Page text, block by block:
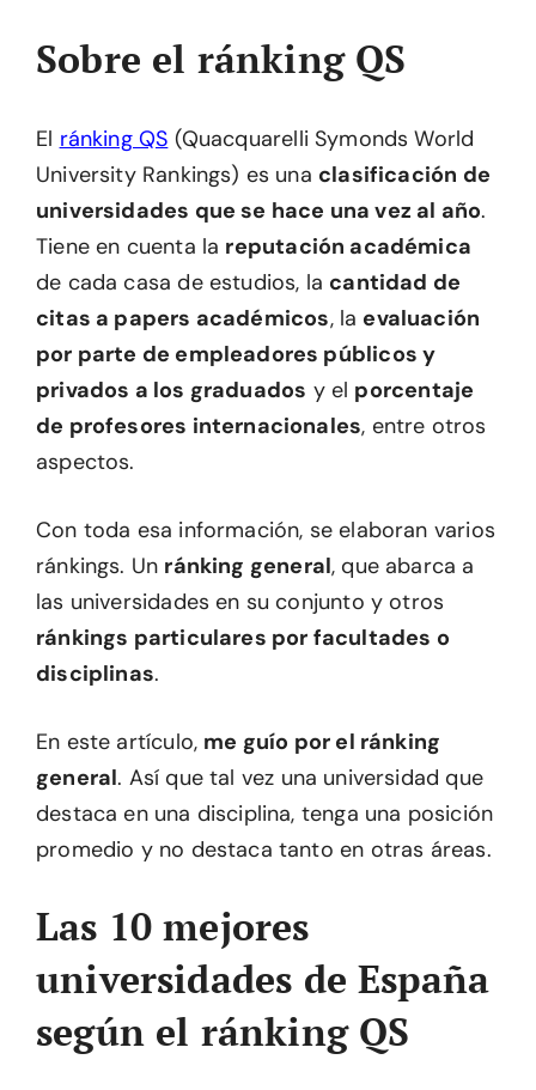
Sobre el ránking QS
El ránking QS (Quacquarelli Symonds World
University Rankings) es una clasificación de
universidades que se hace una vez al año.
Tiene en cuenta la reputación académica
de cada casa de estudios, la cantidad de
citas a papers académicos, la evaluación
por parte de empleadores públicos y
privados a los graduados y el porcentaje
de profesores internacionales, entre otros
aspectos.
Con toda esa información, se elaboran varios
ránkings. Un ránking general, que abarca a
las universidades en su conjunto y otros
ránkings particulares por facultades o
disciplinas.
En este artículo, me guío por el ránking
general. Así que tal vez una universidad que
destaca en una disciplina, tenga una posición
promedio y no destaca tanto en otras áreas.
Las 10 mejores
universidades de España
según el ránking QS